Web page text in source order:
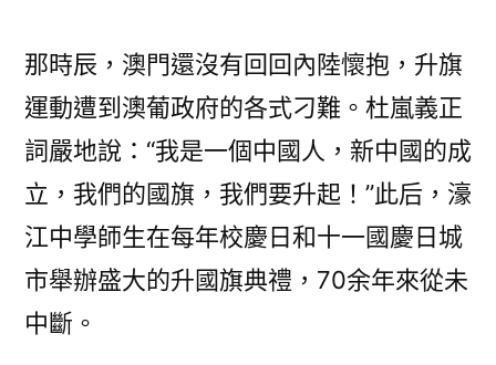
那時辰，澳門還沒有回回內陸懷抱，升旗
運動遭到澳葡政府的各式刁難。杜嵐義正
詞嚴地說：“我是一個中國人，新中國的成
立，我們的國旗，我們要升起！”此后，濠
江中學師生在每年校慶日和十一國慶日城
市舉辦盛大的升國旗典禮，70余年來從未
中斷。